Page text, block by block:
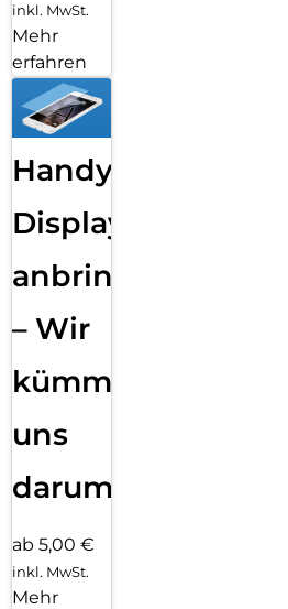
inkl. MwSt.
Mehr
erfahren
Handy
Displayfolie
anbringen
– Wir
kümmern
uns
darum!
ab 5,00 €
inkl. MwSt.
Mehr